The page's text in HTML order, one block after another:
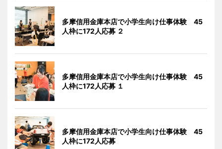
多摩信用金庫本店で小学生向け仕事体験 45
人枠に172人応募 ２
多摩信用金庫本店で小学生向け仕事体験 45
人枠に172人応募 １
多摩信用金庫本店で小学生向け仕事体験 45
人枠に172人応募